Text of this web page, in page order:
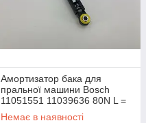
Амортизатор бака для
пральної машини Bosch
11051551 11039636 80N L =
165-240 mm
Немає в наявності